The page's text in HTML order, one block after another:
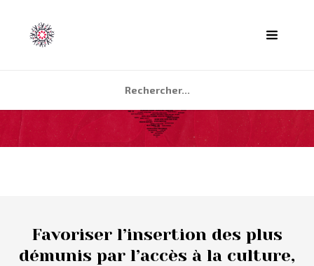
ACCUEIL
QUI SOMMES NOUS ?
Favoriser l’insertion des plus
démunis par l’accès à la culture,